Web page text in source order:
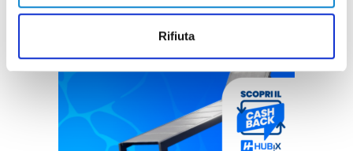
Rifiuta